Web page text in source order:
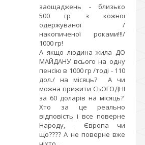
заощаджень - близько
500 гр з кожної
одержуваної /
накопиченої роками!!!/
1000 гр!
А якщо людина жила ДО
МАЙДАНУ всього на одну
пенсію в 1000 гр /тоді - 110
дол./ на місяць? А чи
можна прижити СЬОГОДНІ
за 60 доларів на місяць?
Хто за це реально
відповість і все поверне
Народу, - Європа чи
що???? А не поверне вже